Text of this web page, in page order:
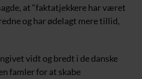
at “faktatjekkere har været
og har ødelagt mere tillid,
vidt og bredt i de danske
famler for at skabe